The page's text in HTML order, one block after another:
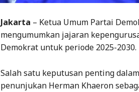
Jakarta – Ketua Umum Partai
mengumumkan jajaran
Demokrat untuk periode 2025-2030.
Salah satu keputusan penting
penunjukan Herman Khaeron